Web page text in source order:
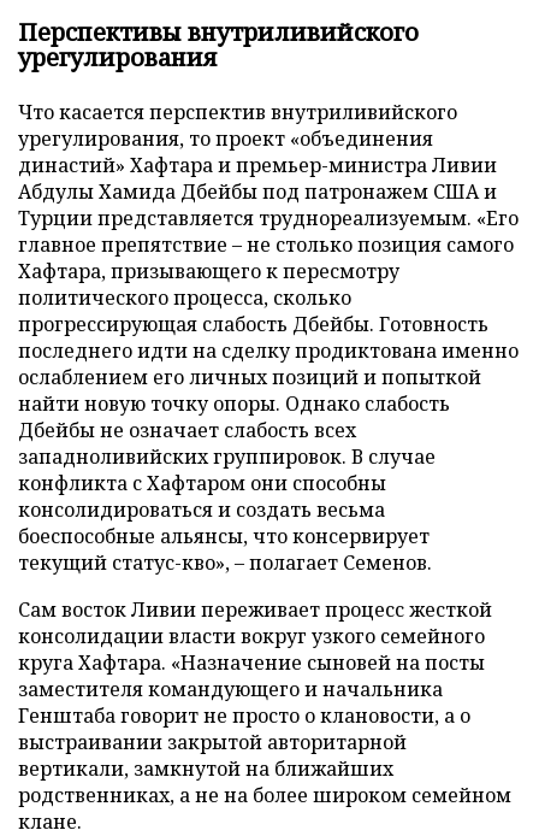
Перспективы внутриливийского
урегулирования
Что касается перспектив внутриливийского
урегулирования, то проект «объединения
династий» Хафтара и премьер-министра Ливии
Абдулы Хамида Дбейбы под патронажем США и
Турции представляется труднореализуемым. «Его
главное препятствие – не столько позиция самого
Хафтара, призывающего к пересмотру
политического процесса, сколько
прогрессирующая слабость Дбейбы. Готовность
последнего идти на сделку продиктована именно
ослаблением его личных позиций и попыткой
найти новую точку опоры. Однако слабость
Дбейбы не означает слабость всех
западноливийских группировок. В случае
конфликта с Хафтаром они способны
консолидироваться и создать весьма
боеспособные альянсы, что консервирует
текущий статус-кво», – полагает Семенов.
Сам восток Ливии переживает процесс жесткой
консолидации власти вокруг узкого семейного
круга Хафтара. «Назначение сыновей на посты
заместителя командующего и начальника
Генштаба говорит не просто о клановости, а о
выстраивании закрытой авторитарной
вертикали, замкнутой на ближайших
родственниках, а не на более широком семейном
клане.